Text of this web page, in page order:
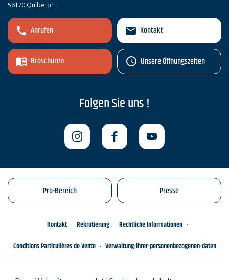
56170 Quiberon
Anrufen
Broschüren
Kontakt
Unsere Öffnungszeiten
Folgen Sie uns !
Pro-Bereich Presse
Kontakt Rekrutierung
Rechtliche Informationen
Conditions Particulières de Vente
Verwaltung-ihrer-personenbezogenen-daten